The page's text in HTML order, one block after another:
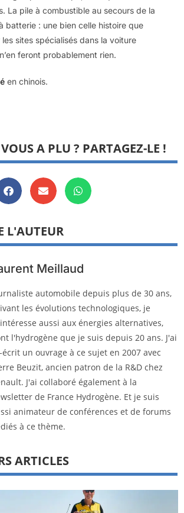
La pile à combustible au secours de la
batterie : une bien celle histoire que
sites spécialisés dans la voiture
feront probablement rien.
en chinois.
A PLU ? PARTAGEZ-LE !
L'AUTEUR
Meillaud
automobile depuis plus de 30 ans,
les évolutions technologiques, je
aussi aux énergies alternatives,
l'hydrogène que je suis depuis 20 ans. J'ai
écrit un ouvrage à ce sujet en 2007 avec
Beuzit, ancien patron de la R&D chez
J'ai collaboré également à la
de France Hydrogène. Et je suis
animateur de conférences et de forums
à ce thème.
ARTICLES